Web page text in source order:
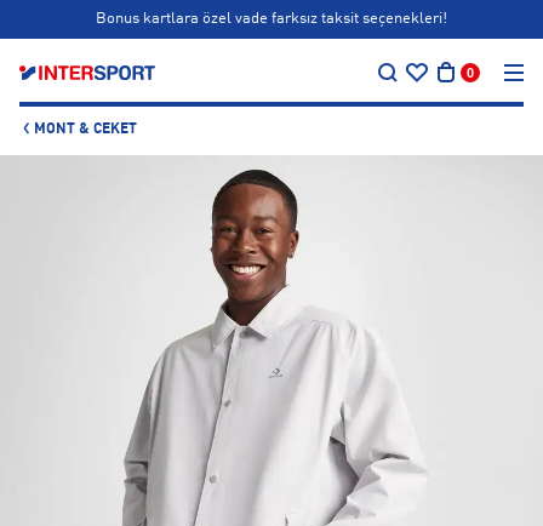
Bonus kartlara özel vade farksız taksit seçenekleri!
0
MONT & CEKET